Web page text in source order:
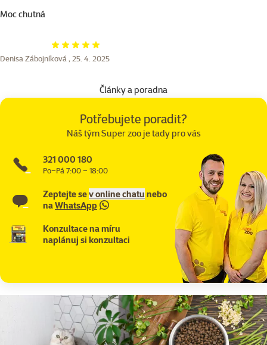
Moc chutná
Hodnocení 100%
Denisa Zábojníková , 25. 4. 2025
Články a poradna
Potřebujete poradit?
Náš tým Super zoo je tady pro vás
321 000 180
Po–Pá 7:00 – 18:00
Zeptejte sev online chatu nebo
naWhatsApp
Konzultace na míru
naplánuj si konzultaci